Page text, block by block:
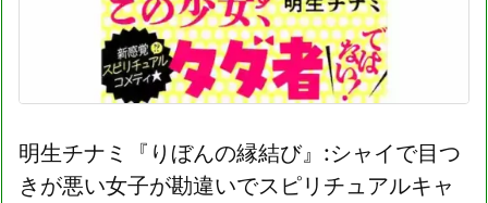
明生チナミ『りぼんの縁結び』:シャイで目つ
きが悪い女子が勘違いでスピリチュアルキャ